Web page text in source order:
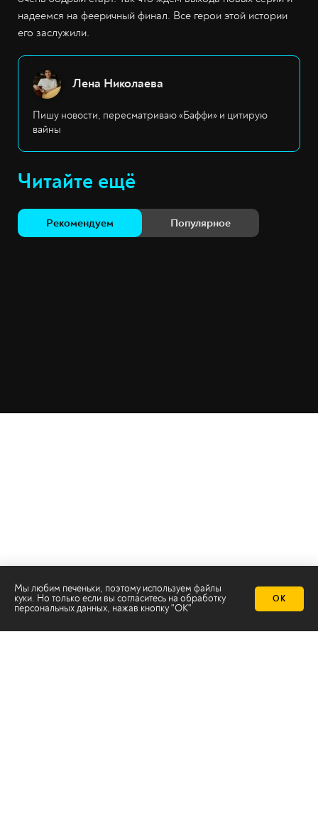
надеемся на фееричный финал. Все герои этой истории
его заслужили.
Лена Николаева
Пишу новости, пересматриваю «Баффи» и цитирую
вайны
Читайте ещё
Рекомендуем Популярное
Мы любим печеньки, поэтому используем файлы
куки. Но только если вы согласитесь на обработку
персональных данных, нажав кнопку "ОК"
ОК
Телеканал 2х2
Все авторы